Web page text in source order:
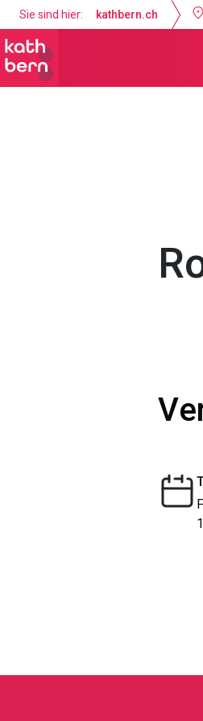
Sie sind hier: kathbern.ch